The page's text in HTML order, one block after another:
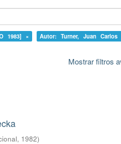
1983] ×
Autor: Turner, Juan Carlos
Mostrar filtros
, 1982)